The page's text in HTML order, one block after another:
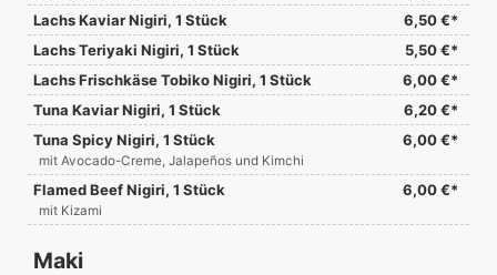
Lachs Kaviar Nigiri, 1 Stück
6,50 €*
Lachs Teriyaki Nigiri, 1 Stück
5,50 €*
Lachs Frischkäse Tobiko Nigiri, 1 Stück
6,00 €*
Tuna Kaviar Nigiri, 1 Stück
6,20 €*
Tuna Spicy Nigiri, 1 Stück
6,00 €*
mit Avocado-Creme, Jalapeños und Kimchi
Flamed Beef Nigiri, 1 Stück 6,00 €*
mit Kizami
Maki